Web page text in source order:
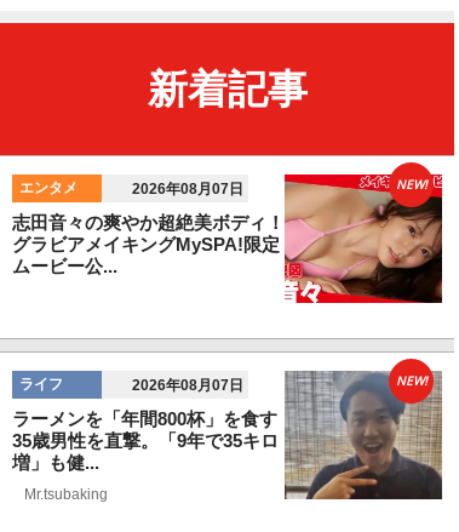
新着記事
エンタメ 2026年08月07日
志田音々の爽やか超絶美ボディ！
グラビアメイキングMySPA!限定
ムービー公...
NEW!
ライフ 2026年08月07日
ラーメンを「年間800杯」を食す
35歳男性を直撃。「9年で35キロ
増」も健...
Mr.tsubaking
NEW!